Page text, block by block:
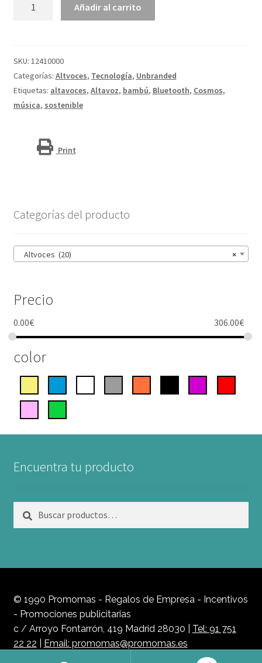
"Cosmos"
cantidad
Añadir al carrito
SKU: 12410000
Categorías: Altvoces, Tecnología, Unbranded
Etiquetas: altavoces, Altavoz, bambú, Bluetooth, Cosmos,
música, sostenible
Print
Categorías del producto
×
Altvoces (20)
Precio
0.00€ 306.00€
color
Encuentra tu producto
Buscar
Buscar
© 1990 Promomas - Regalos de Empresa - Incentivos
- Promociones publicitarias
c / Arroyo Fontarrón, 419 Madrid 28030 | Tel: 91 751
22 22
Email: promomas@promomas.es